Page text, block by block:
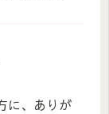
に、ありが